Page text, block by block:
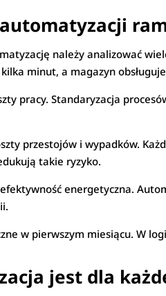
należy analizować
minut, a magazyn
pracy. Standaryzacja
przestojów i wypadków.
takie ryzyko.
energetyczna.
w pierwszym miesiącu. W
jest dla